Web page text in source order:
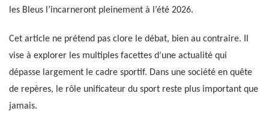
les Bleus l’incarneront pleinement à l’été 2026.
Cet article ne prétend pas clore le débat, bien au contraire. Il
vise à explorer les multiples facettes d’une actualité qui
dépasse largement le cadre sportif. Dans une société en quête
de repères, le rôle unificateur du sport reste plus important que
jamais.